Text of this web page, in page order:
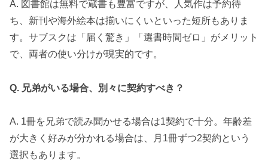
A. 図書館は無料で蔵書も豊富ですが、人気作は予約待
ち、新刊や海外絵本は揃いにくいといった短所もありま
す。サブスクは「届く驚き」「選書時間ゼロ」がメリット
で、両者の使い分けが現実的です。
Q. 兄弟がいる場合、別々に契約すべき？
A. 1冊を兄弟で読み聞かせる場合は1契約で十分。年齢差
が大きく好みが分かれる場合は、月1冊ずつ2契約という
選択もあります。